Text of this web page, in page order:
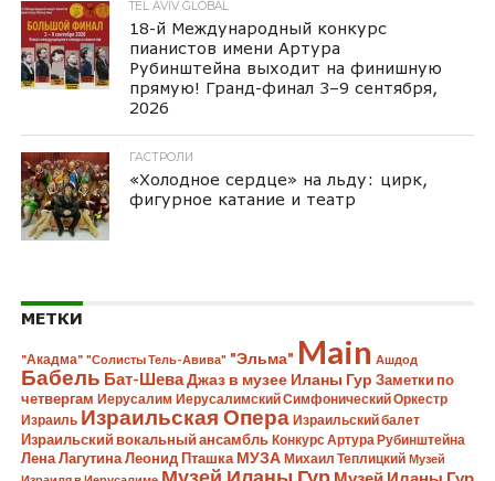
TEL AVIV GLOBAL
18-й Международный конкурс
пианистов имени Артура
Рубинштейна выходит на финишную
прямую! Гранд-финал 3–9 сентября,
2026
ГАСТРОЛИ
«Холодное сердце» на льду: цирк,
фигурное катание и театр
МЕТКИ
"Акадма" "Солисты Тель-Авива" "Эльма" Main Ашдод
Бабель Бат-ШеваДжаз в музее Иланы Гур Заметки по
четвергам Иерусалим Иерусалимский Симфонический Оркестр
Израиль Израильская Опера Израильский балет
Израильский вокальный ансамбль Конкурс Артура Рубинштейна
Лена Лагутина Леонид Пташка МУЗА Михаил Теплицкий Музей